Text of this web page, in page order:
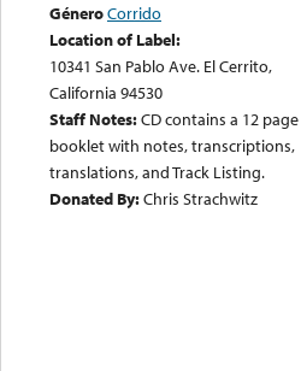
GéneroCorrido
Location of Label:
10341 San Pablo Ave. El Cerrito,
California 94530
Staff Notes:CD contains a 12 page
booklet with notes, transcriptions,
translations, and Track Listing.
Donated By:Chris Strachwitz